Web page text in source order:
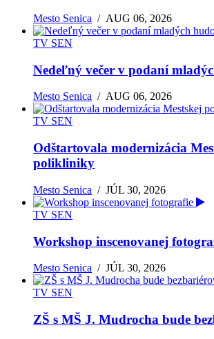
Mesto Senica /AUG 06, 2026
TV SEN
Nedeľný večer v podaní
Mesto Senica /AUG 06, 2026
TV SEN
Odštartovala modernizácia
polikliniky
Mesto Senica /JÚL 30, 2026
TV SEN
Workshop inscenovanej
Mesto Senica /JÚL 30, 2026
TV SEN
ZŠ s MŠ J. Mudrocha bude